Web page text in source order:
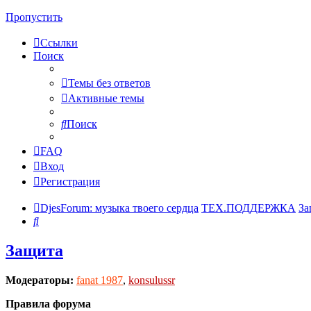
Пропустить
Ссылки
Поиск
Темы без ответов
Активные темы
Поиск
FAQ
Вход
Регистрация
DjesForum: музыка твоего сердца ТЕХ.ПОДДЕРЖКА
Поиск
Защита
Модераторы: fanat 1987, konsulussr
Правила форума